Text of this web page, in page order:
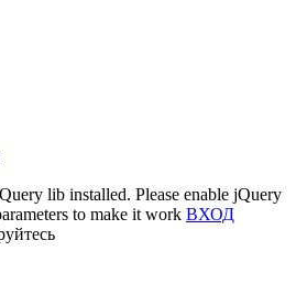
lib installed. Please enable jQuery
to make it work ВХОД